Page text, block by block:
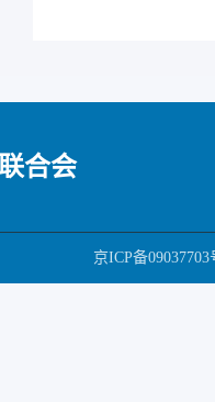
合会
京ICP备09037703